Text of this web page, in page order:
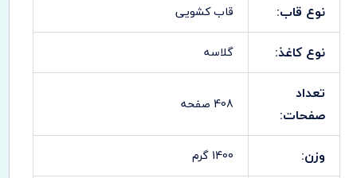
نوع قاب: قاب کشویی
نوع کاغذ: گلاسه
تعداد
صفحات:
408 صفحه
وزن: 1400 گرم